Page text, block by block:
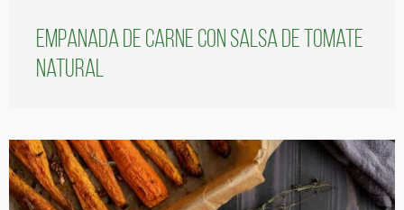
Empanada de carne con salsa de tomate
natural